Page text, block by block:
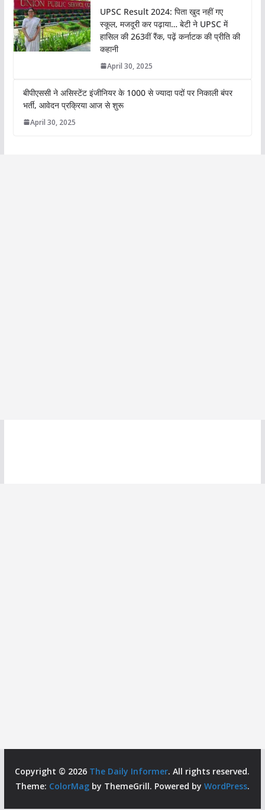
UPSC Result 2024: पिता खुद नहीं गए
स्कूल, मजदूरी कर पढ़ाया… बेटी ने UPSC में
हासिल की 263वीं रैंक, पढ़ें कर्नाटक की प्रीति की
कहानी
April 30, 2025
बीपीएससी ने असिस्टेंट इंजीनियर के 1000 से ज्यादा पदों पर निकाली बंपर
भर्ती, आवेदन प्रक्रिया आज से शुरू
April 30, 2025
Copyright © 2026 The Daily Informer. All rights reserved.
Theme: ColorMagby ThemeGrill. Powered by WordPress.